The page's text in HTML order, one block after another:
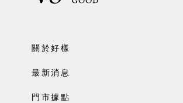
關於好樣
最新消息
門市據點